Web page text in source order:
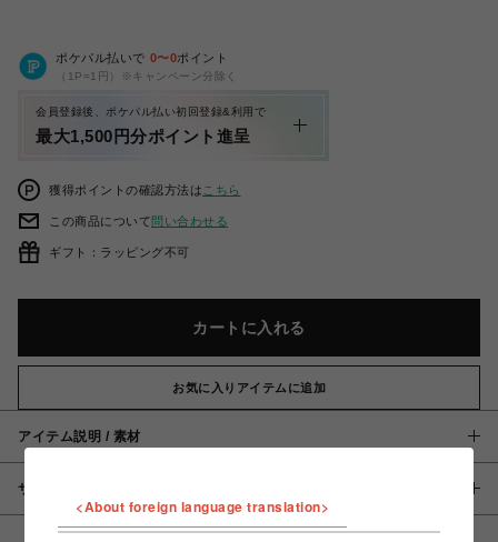
ポケパル払いで 0〜0ポイント
（1P=1円）※キャンペーン分除く
会員登録後、ポケパル払い初回登録&利用で
最大1,500円分ポイント進呈
獲得ポイントの確認方法は こちら
この商品について問い合わせる
ギフト：ラッピング不可
カートに入れる
お気に入りアイテムに追加
アイテム説明 / 素材
サイズ
<About foreign language translation>